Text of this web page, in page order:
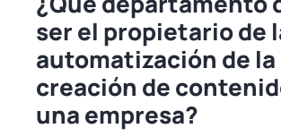
ser el propietario de
automatización de la
creación de
una empresa?